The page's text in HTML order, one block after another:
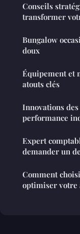
Conseils
transformer
Bungalow
doux
Équipement et
atouts clés
Innovations
performance
Expert
demander un
Comment
optimiser votre